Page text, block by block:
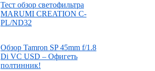
Тест обзор светофильтра
MARUMI CREATION C-
PL/ND32
Обзор Tamron SP 45mm f/1.8
Di VC USD – Офигеть
полтинник!